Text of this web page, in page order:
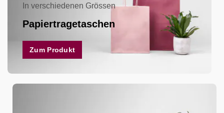
In verschiedenen Grössen
Papiertragetaschen
Zum Produkt